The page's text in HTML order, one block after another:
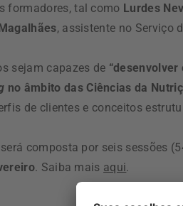
formadores, tal como Lurdes
, assistente no Serviço
sejam capazes de
no âmbito das Ciências da
de clientes e conceitos
composta por seis sessões
. Saiba mais aqui.